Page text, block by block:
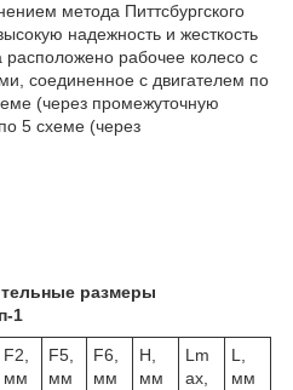
метода Питтсбургского
надежность и жесткость
расположено рабочее колесо с
соединенное с двигателем по
(через промежуточную
5 схеме (через
размеры
1
F2,
мм
F5,
мм
F6,
мм
H,
мм
Lm
ax,
L,
мм